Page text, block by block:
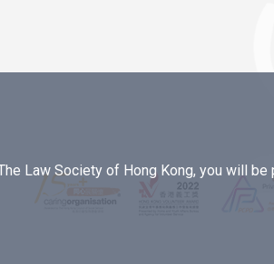
Law Society of Hong Kong, you will